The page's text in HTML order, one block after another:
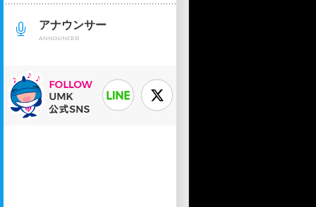
アナウンサー
ANNOUNCER